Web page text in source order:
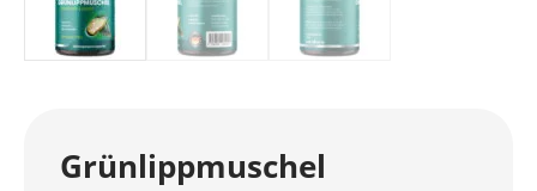
Grünlippmuschel